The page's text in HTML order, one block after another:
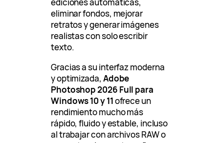
ediciones automáticas,
eliminar fondos, mejorar
retratos y generar imágenes
realistas con solo escribir
texto.
Gracias a su interfaz moderna
y optimizada, Adobe
Photoshop 2026 Full para
Windows 10 y 11ofrece un
rendimiento mucho más
rápido, fluido y estable, incluso
al trabajar con archivos RAW o